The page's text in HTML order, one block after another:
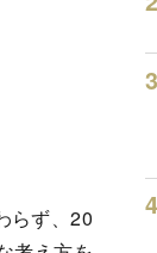
らず、20